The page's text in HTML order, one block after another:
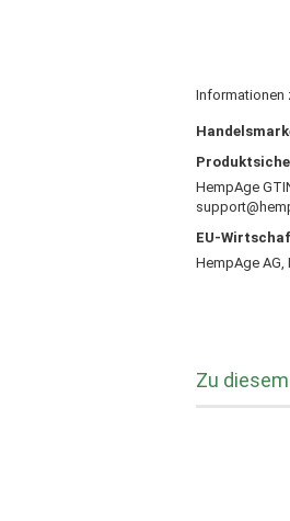
Informationen
HempAge
EU-
HempAge
Zu